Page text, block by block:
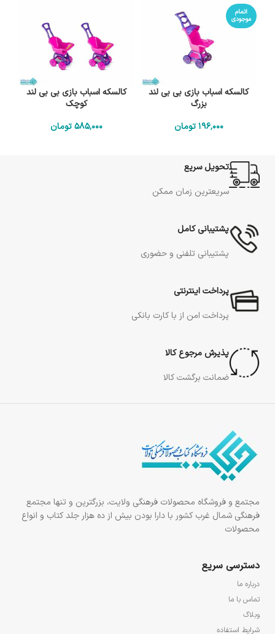
اتمام
موجودی
کالسکه اسباب بازی بی بی لند
بزرگ
196٬000 تومان
کالسکه اسباب بازی بی بی لند
کوچک
585٬000تومان
تحویل سریع
سریعترین زمان ممکن
پشتیبانی کامل
پشتیبانی تلفنی و حضوری
پرداخت اینترنتی
پرداخت امن از با کارت بانکی
پذیرش مرجوع کالا
ضمانت برگشت کالا
مجتمع و فروشگاه محصولات فرهنگی ولایت، بزرگترین و تنها مجتمع
فرهنگی شمال غرب کشور با دارا بودن بیش از ده هزار جلد کتاب و انواع
محصولات
دسترسی سریع
درباره ما
تماس با ما
وبلاگ
شرایط استفاده